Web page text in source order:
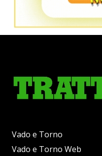
Vado e Torno
Vado e Torno Web